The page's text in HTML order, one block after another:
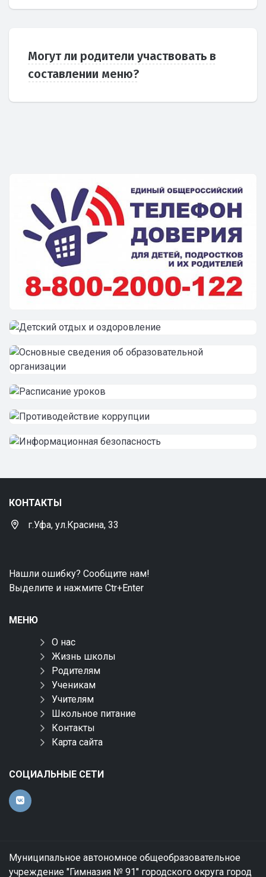
Могут ли родители участвовать в
составлении меню?
КОНТАКТЫ
г.Уфа, ул.Красина, 33
Нашли ошибку? Сообщите нам!
Выделите и нажмите Ctr+Enter
МЕНЮ
О нас
Жизнь школы
Родителям
Ученикам
Учителям
Школьное питание
Контакты
Карта сайта
СОЦИАЛЬНЫЕ СЕТИ
Муниципальное автономное общеобразовательное
учреждение "Гимназия № 91" городского округа город